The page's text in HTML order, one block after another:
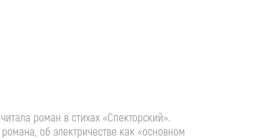
роман в стихах «Спекторский».
об электричестве как «основном